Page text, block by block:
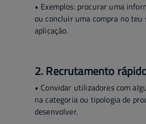
• Exemplos: procurar uma
ou concluir uma compra no teu
aplicação.
2. Recrutamento
• Convidar utilizadores com
na categoria ou tipologia de
desenvolver.